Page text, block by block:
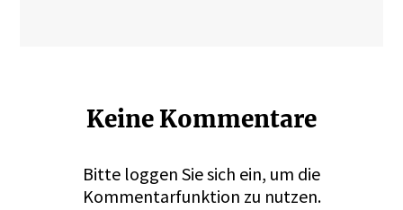
Keine Kommentare
Bitte loggen Sie sich ein, um die
Kommentarfunktion zu nutzen.